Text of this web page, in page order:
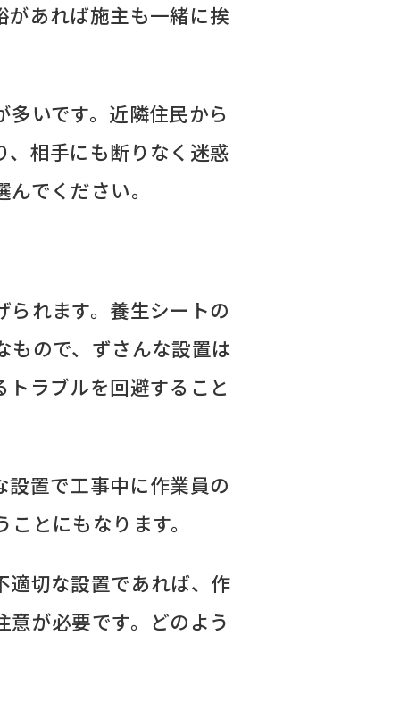
あれば施主も一緒に挨
いです。近隣住民から
相手にも断りなく迷惑
でください。
れます。養生シートの
もので、ずさんな設置は
ラブルを回避すること
置で工事中に作業員の
とにもなります。
適切な設置であれば、作
が必要です。どのよう